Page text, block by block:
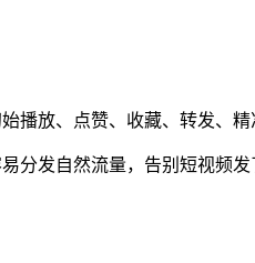
播放、点赞、收藏、转发、精
分发自然流量，告别短视频发